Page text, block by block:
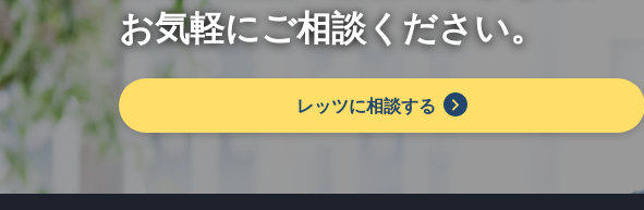
お気軽にご相談ください。
レッツに相談する